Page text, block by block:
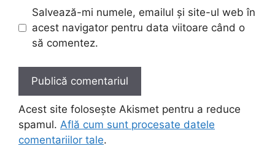
Salvează-mi numele, emailul și site-ul web în
acest navigator pentru data viitoare când o
să comentez.
Acest site folosește Akismet pentru a reduce
spamul. Află cum sunt procesate datele
comentariilor tale.